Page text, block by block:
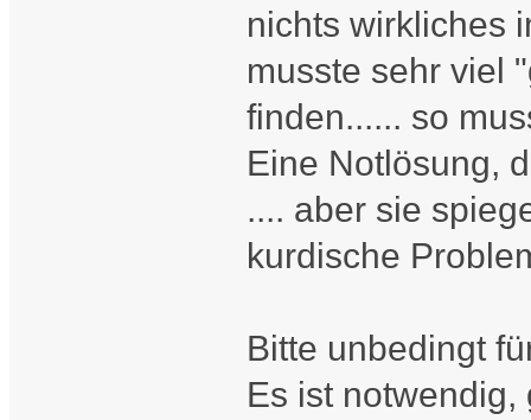
nichts wirkliches
musste sehr viel
finden...... so
Eine Notlösung,
.... aber sie
kurdische
Bitte unbedingt
Es ist